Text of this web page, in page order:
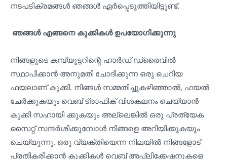
നടപടിക്രമങ്ങൾ ഞങ്ങൾ ഏർപ്പെടുത്തിയിട്ടുണ്ട്.
ഞങ്ങൾ എങ്ങനെ കുക്കികൾ ഉപയോഗിക്കുന്നു
നിങ്ങളുടെ കമ്പ്യൂട്ടറിന്റെ ഹാർഡ് ഡ്രൈവിൽ
സ്ഥാപിക്കാൻ അനുമതി ചോദിക്കുന്ന ഒരു ചെറിയ
ഫയലാണ് കുക്കി. നിങ്ങൾ സമ്മതിച്ചുകഴിഞ്ഞാൽ, ഫയൽ
ചേർക്കുകയും വെബ് ട്രാഫിക് വിശകലനം ചെയ്യാൻ
കുക്കി സഹായി ക്കുകയും അല്ലെങ്കിൽ ഒരു പ്രത്യേക
സൈറ്റ് സന്ദർശിക്കുമ്പോൾ നിങ്ങളെ അറിയിക്കുകയും
ചെയ്യുന്നു. ഒരു വ്യക്തിയെന്ന നിലയിൽ നിങ്ങളോട്
പ്രതികരിക്കാൻ കുക്കികൾ വെബ് അപ്ലിക്കേഷനുകളെ